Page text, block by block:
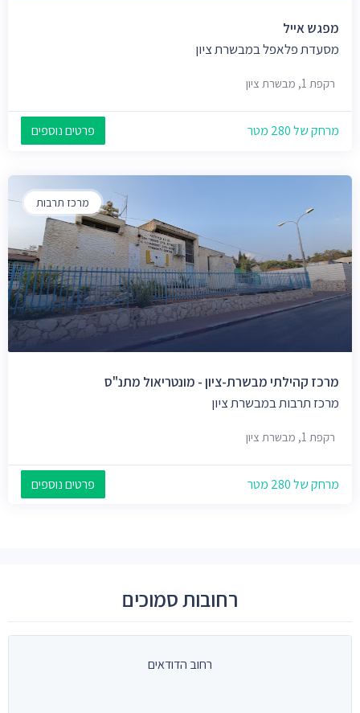
מפגש אייל
מסעדת פלאפל במבשרת ציון
רקפת 1, מבשרת ציון
מרחק של 280 מטר פרטים נוספים
מרכז תרבות
מרכז קהילתי מבשרת-ציון - מונטריאול מתנ"ס
מרכז תרבות במבשרת ציון
רקפת 1, מבשרת ציון
מרחק של 280 מטר פרטים נוספים
רחובות סמוכים
רחוב הדודאים